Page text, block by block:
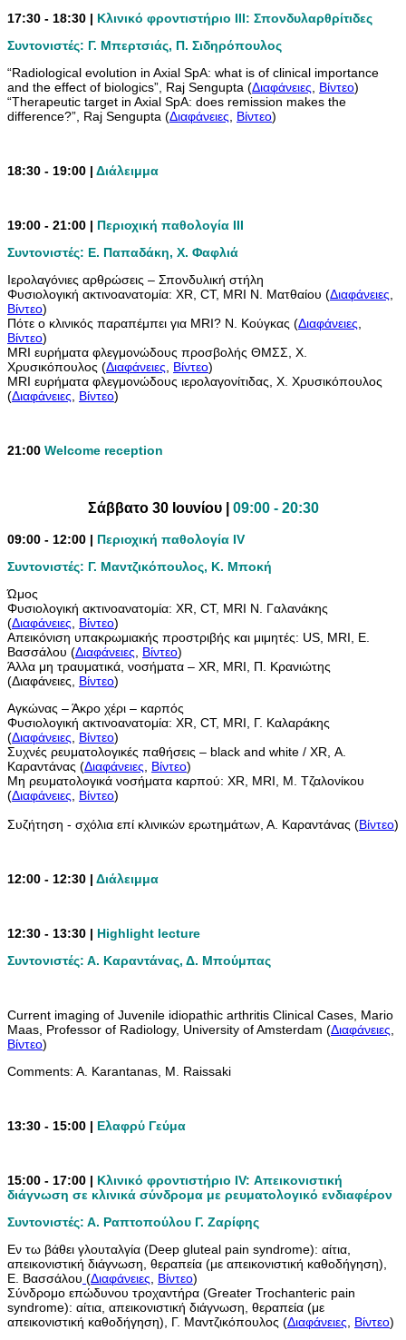
17:30 - 18:30 | Κλινικό φροντιστήριο ΙΙΙ: Σπονδυλαρθρίτιδες
Συντονιστές: Γ. Μπερτσιάς, Π. Σιδηρόπουλος
“Radiological evolution in Axial SpA: what is of clinical importance
and the effect of biologics”, Raj Sengupta (Διαφάνειες Βίντεο)
“Therapeutic target in Axial SpA: does remission makes the
difference?”, Raj Sengupta (Διαφάνειες Βίντεο)
18:30 - 19:00 | Διάλειμμα
19:00 - 21:00 | Περιοχική παθολογία ΙΙΙ
Συντονιστές: Ε. Παπαδάκη, X. Φαφλιά
Ιερολαγόνιες αρθρώσεις – Σπονδυλική στήλη
Φυσιολογική ακτινοανατομία: XR, CT, MRI Ν. Ματθαίου (Διαφάνειες
Βίντεο)
Πότε ο κλινικός παραπέμπει για MRI? Ν. Κούγκας (Διαφάνειες
Βίντεο)
MRI ευρήματα φλεγμονώδους προσβολής ΘΜΣΣ, Χ.
Χρυσικόπουλος (Διαφάνειες Βίντεο)
MRI ευρήματα φλεγμονώδους ιερολαγονίτιδας, Χ. Χρυσικόπουλος
(Διαφάνειες Βίντεο)
21:00 Welcome reception
Σάββατο 30 Ιουνίου | 09:00 - 20:30
09:00 - 12:00 | Περιοχική παθολογία IV
Συντονιστές: Γ. Μαντζικόπουλος, Κ. Μποκή
Ώμος
Φυσιολογική ακτινοανατομία: XR, CT, MRI Ν. Γαλανάκης
(Διαφάνειες Βίντεο)
Απεικόνιση υπακρωμιακής προστριβής και μιμητές: US, MRI, Ε.
Βασσάλου (Διαφάνειες Βίντεο)
Άλλα μη τραυματικά, νοσήματα – XR, MRI, Π. Κρανιώτης
(Διαφάνειες, Βίντεο)
Αγκώνας – Άκρο χέρι – καρπός
Φυσιολογική ακτινοανατομία: XR, CT, MRI, Γ. Καλαράκης
(Διαφάνειες Βίντεο)
Συχνές ρευματολογικές παθήσεις – black and white / XR, Α.
Καραντάνας (Διαφάνειες Βίντεο)
Μη ρευματολογικά νοσήματα καρπού: XR, MRI, Μ. Τζαλονίκου
(Διαφάνειες Βίντεο)
Συζήτηση - σχόλια επί κλινικών ερωτημάτων, Α. Καραντάνας (Βίντεο)
12:00 - 12:30 | Διάλειμμα
12:30 - 13:30 | Ηighlight lecture
Συντονιστές: Α. Καραντάνας, Δ. Μπούμπας
Current imaging of Juvenile idiopathic arthritis Clinical Cases, Mario
Maas, Professor of Radiology, University of Amsterdam (Διαφάνειες
Βίντεο)
Comments: A. Karantanas, Μ. Raissaki
13:30 - 15:00 | Ελαφρύ Γεύμα
15:00 - 17:00 | Κλινικό φροντιστήριο ΙV: Απεικονιστική
διάγνωση σε κλινικά σύνδρομα με ρευματολογικό ενδιαφέρον
Συντονιστές: Α. Ραπτοπούλου Γ. Ζαρίφης
Εν τω βάθει γλουταλγία (Deep gluteal pain syndrome): αίτια,
απεικονιστική διάγνωση, θεραπεία (με απεικονιστική καθοδήγηση),
Ε. Βασσάλου (Διαφάνειες Βίντεο)
Σύνδρομο επώδυνου τροχαντήρα (Greater Trochanteric pain
syndrome): αίτια, απεικονιστική διάγνωση, θεραπεία (με
απεικονιστική καθοδήγηση), Γ. Μαντζικόπουλος (Διαφάνειες Βίντεο)